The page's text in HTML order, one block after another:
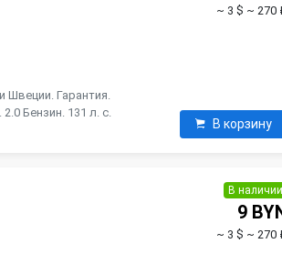
Швеции. Гарантия.
Бензин. 131 л. с.
~ 3 $ ~ 270
В корзину
В наличии
9
~ 3 $ ~ 270